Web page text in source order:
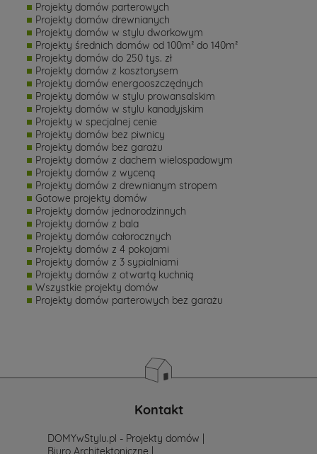
Projekty domów parterowych
Projekty domów drewnianych
Projekty domów w stylu dworkowym
Projekty średnich domów od 100m² do 140m²
Projekty domów do 250 tys. zł
Projekty domów z kosztorysem
Projekty domów energooszczędnych
Projekty domów w stylu prowansalskim
Projekty domów w stylu kanadyjskim
Projekty w specjalnej cenie
Projekty domów bez piwnicy
Projekty domów bez garażu
Projekty domów z dachem wielospadowym
Projekty domów z wyceną
Projekty domów z drewnianym stropem
Gotowe projekty domów
Projekty domów jednorodzinnych
Projekty domów z bala
Projekty domów całorocznych
Projekty domów z 4 pokojami
Projekty domów z 3 sypialniami
Projekty domów z otwartą kuchnią
Wszystkie projekty domów
Projekty domów parterowych bez garażu
Kontakt
DOMYwStylu.pl - Projekty domów |
Biuro Architektoniczne |